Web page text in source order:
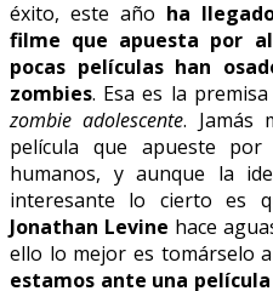
éxito, este año ha
filme que apuesta por
pocas películas han
zombies. Esa es la
zombie adolescente. Jamás
película que apueste
humanos, y aunque la
interesante lo cierto es
Jonathan Levine hace
ello lo mejor es tomárselo
estamos ante una